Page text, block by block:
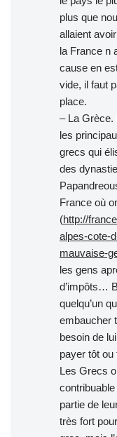
plus que
allaient
la France n
cause en
vide, il faut
place.
– La Grèce.
les
grecs qui
des
France où
(http://
alpes-cote-
mauvaise-
les gens
d’impôts…
quelqu’un
embaucher
besoin de
payer tôt ou
Les Grecs
partie de
très fort